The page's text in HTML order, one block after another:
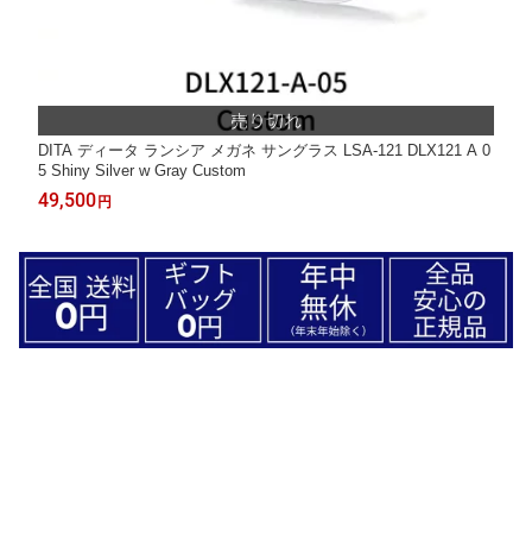
DITA ディータ ランシア メガネ サングラス LSA-121 DLX121 A 0
5 Shiny Silver w Gray Custom
49,500円